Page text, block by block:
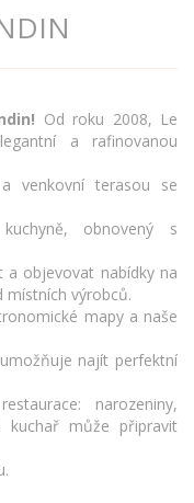
Od roku 2008, Le
a rafinovanou
venkovní terasou se
obnovený s
objevovat nabídky na
místních výrobců.
mapy a naše
najít perfektní
narozeniny,
může připravit